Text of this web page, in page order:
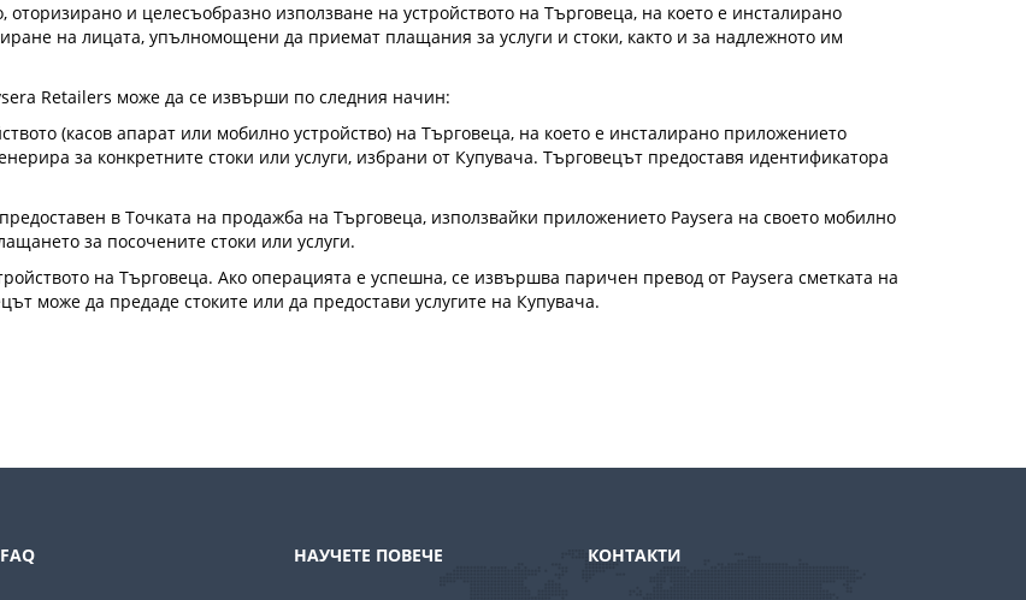
и целесъобразно използване на устройството на Търговеца, на което е инсталирано
на лицата, упълномощени да приемат плащания за услуги и стоки, както и за надлежното им
Retailers може да се извърши по следния начин:
(касов апарат или мобилно устройство) на Търговеца, на което е инсталирано приложението
за конкретните стоки или услуги, избрани от Купувача. Търговецът предоставя идентификатора
в Точката на продажба на Търговеца, използвайки приложението Paysera на своето мобилно
за посочените стоки или услуги.
на Търговеца. Ако операцията е успешна, се извършва паричен превод от Paysera сметката на
може да предаде стоките или да предостави услугите на Купувача.
FAQ НАУЧЕТЕ ПОВЕЧЕ КОНТАКТИ